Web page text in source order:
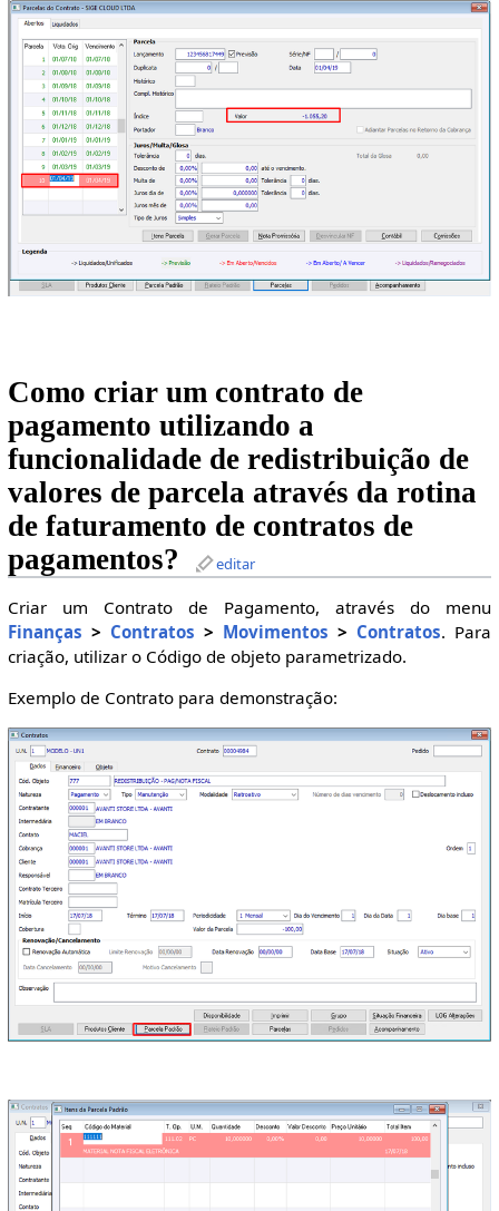
Como criar um contrato de
pagamento utilizando a
funcionalidade de redistribuição de
valores de parcela através da rotina
de faturamento de contratos de
pagamentos?
editar
Criar um Contrato de Pagamento, através do menu
Finanças > Contratos > Movimentos > Contratos. Para
criação, utilizar o Código de objeto parametrizado.
Exemplo de Contrato para demonstração: